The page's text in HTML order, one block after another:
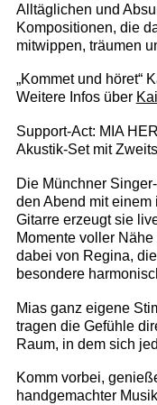
Alltäglichen und
Kompositionen, die
mitwippen, träumen
„Kommet und höret“
Weitere Infos über
Support-Act: MIA
Akustik-Set mit
Die Münchner
den Abend mit einem
Gitarre erzeugt sie
Momente voller
dabei von Regina,
besondere
Mias ganz eigene
tragen die Gefühle
Raum, in dem sich
Komm vorbei,
handgemachter